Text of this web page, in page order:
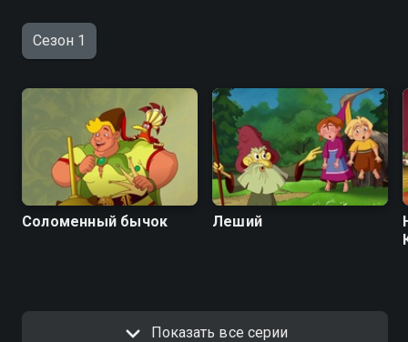
Сезон 1
Соломенный бычок Леший
Показать все серии